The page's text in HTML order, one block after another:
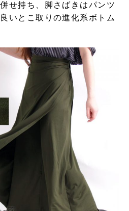
せ持ち、脚さばきはパンツ
いとこ取りの進化系ボトム